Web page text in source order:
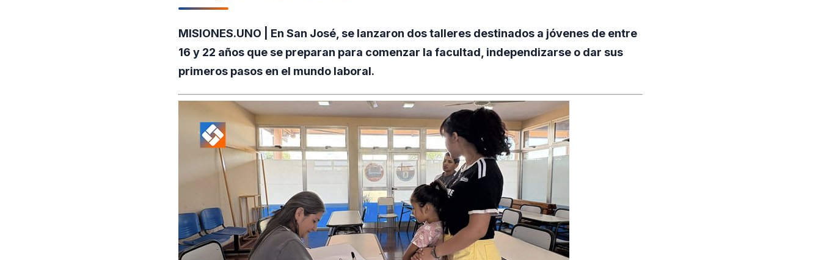
MISIONES.UNO | En San José, se lanzaron dos talleres destinados a jóvenes de entre
16 y 22 años que se preparan para comenzar la facultad, independizarse o dar sus
primeros pasos en el mundo laboral.